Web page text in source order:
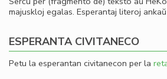
majuskloj egalas. Esperantaj literoj
ESPERANTA CIVITANECO
Petu la esperantan civitanecon per la